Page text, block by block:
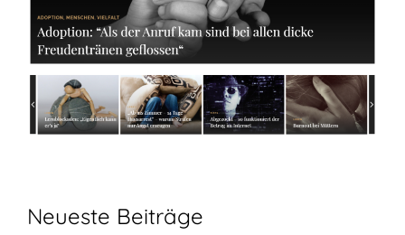
Neueste Beiträge